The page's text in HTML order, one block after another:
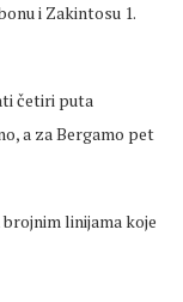
i Zakintosu 1.
četiri puta
a za Bergamo pet
linijama koje